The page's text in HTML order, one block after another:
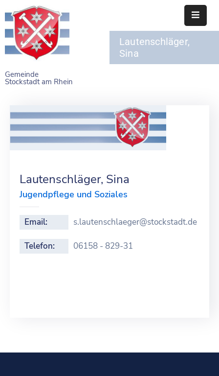
Gemeinde
Stockstadt am Rhein
STARTSEITE
BÜRGERSERVICE
NAHERHOLUNG
VEREINE
Lautenschläger,
Sina
Lautenschläger, Sina
Jugendpflege und Soziales
Email: s.lautenschlaeger@stockstadt.de
Telefon: 06158 - 829-31